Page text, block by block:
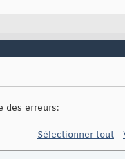
des erreurs:
Sélectionner tout -